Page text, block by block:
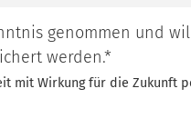
genommen und
werden.*
mit Wirkung für die Zukunft